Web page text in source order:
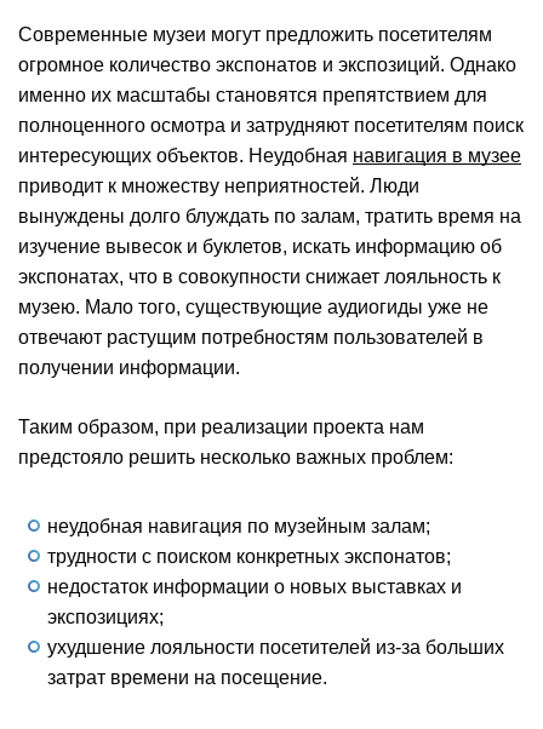
Современные музеи могут предложить посетителям
огромное количество экспонатов и экспозиций. Однако
именно их масштабы становятся препятствием для
полноценного осмотра и затрудняют посетителям поиск
интересующих объектов. Неудобная навигация в музее
приводит к множеству неприятностей. Люди
вынуждены долго блуждать по залам, тратить время на
изучение вывесок и буклетов, искать информацию об
экспонатах, что в совокупности снижает лояльность к
музею. Мало того, существующие аудиогиды уже не
отвечают растущим потребностям пользователей в
получении информации.
Таким образом, при реализации проекта нам
предстояло решить несколько важных проблем:
неудобная навигация по музейным залам;
трудности с поиском конкретных экспонатов;
недостаток информации о новых выставках и
экспозициях;
ухудшение лояльности посетителей из-за больших
затрат времени на посещение.